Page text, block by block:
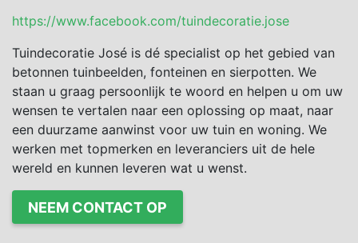
https://www.facebook.com/tuindecoratie.jose
Tuindecoratie José is dé specialist op het gebied van
betonnen tuinbeelden, fonteinen en sierpotten. We
staan u graag persoonlijk te woord en helpen u om uw
wensen te vertalen naar een oplossing op maat, naar
een duurzame aanwinst voor uw tuin en woning. We
werken met topmerken en leveranciers uit de hele
wereld en kunnen leveren wat u wenst.
NEEM CONTACT OP